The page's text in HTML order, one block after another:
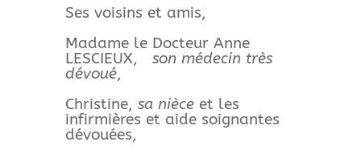
Ses voisins et amis,
Madame le Docteur Anne
LESCIEUX, son médecin très
dévoué,
Christine, sa nièceet les
infirmières et aide soignantes
dévouées,